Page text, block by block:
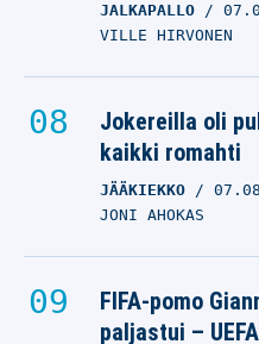
JALKAPALLO
VILLE HIRVONEN
Jokereilla oli
kaikki romahti
JÄÄKIEKKO
JONI AHOKAS
FIFA-pomo
paljastui –